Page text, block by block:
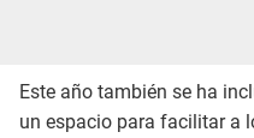
Este año también se ha
un espacio para facilitar a